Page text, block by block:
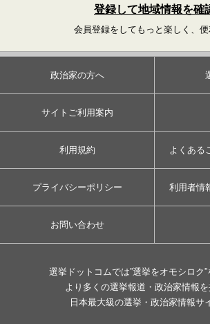
登録して地域情報を確
会員登録をしてもっと楽しく、便
政治家の方へ
サイトご利用案内
利用規約 よくある
プライバシーポリシー 利用者情
お問い合わせ
選挙ドットコムでは”選挙をオモシロク”
より多くの選挙報道・政治家情報
日本最大級の選挙・政治家情報サ